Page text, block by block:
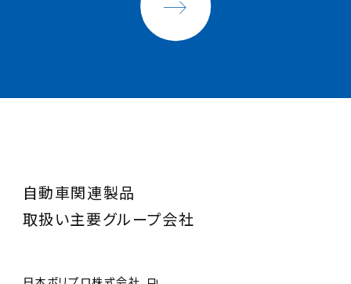
自動車関連製品
取扱い主要グループ会社